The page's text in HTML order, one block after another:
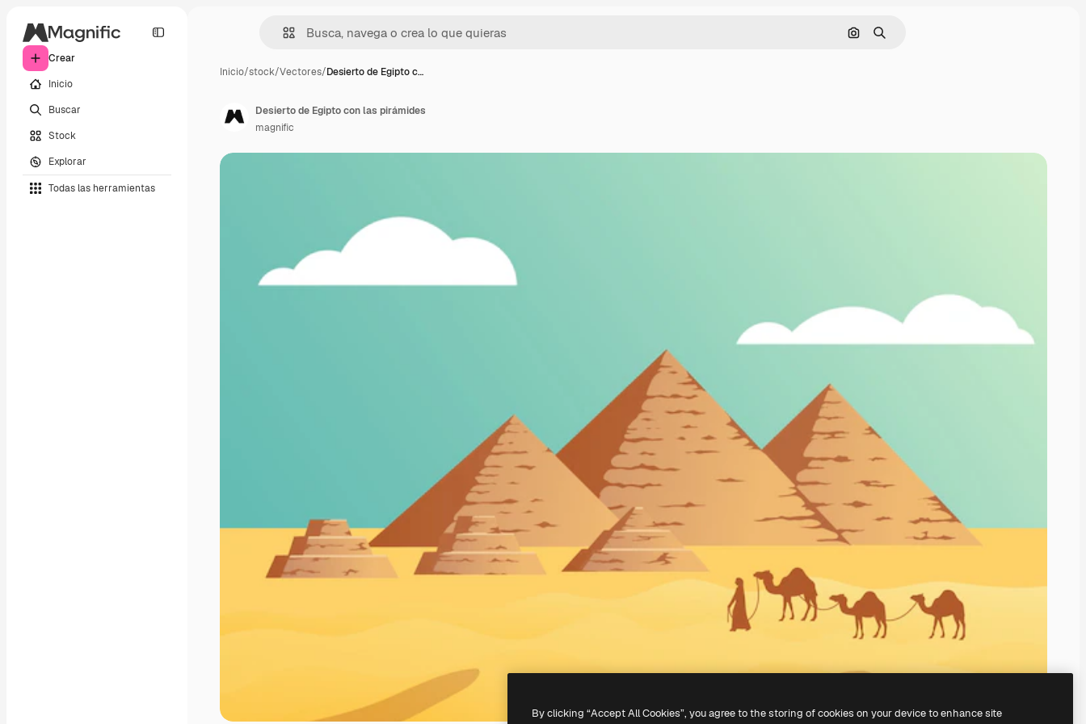
Crear
Inicio
Buscar
Stock
Explorar
Todas las herramientas
Buscar por imagen
Buscar
Inicio/stock/Vectores/Desierto de Egipto c…
Desierto de Egipto con las pirámides
magnific
By clicking “Accept All Cookies”, you agree to the storing of cookies on your device to enhance site